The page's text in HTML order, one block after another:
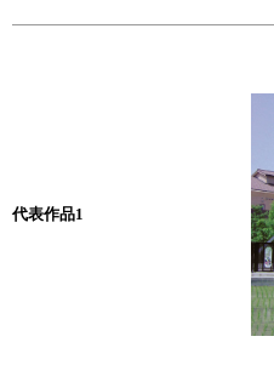
代表作品1